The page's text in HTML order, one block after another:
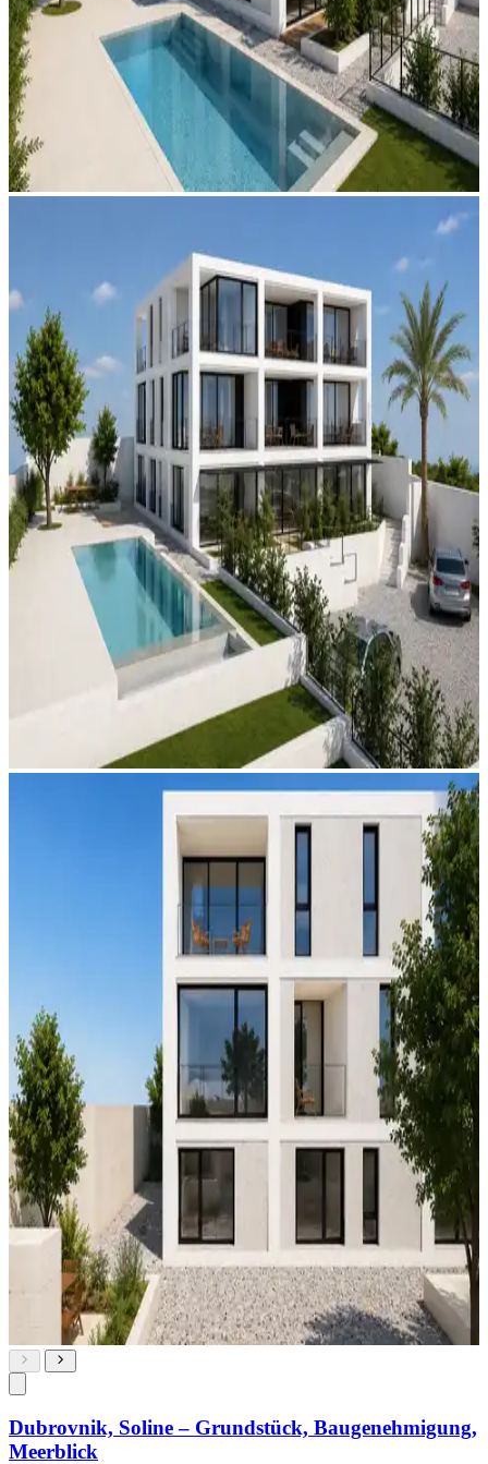
Dubrovnik, Soline – Grundstück, Baugenehmigung,
Meerblick